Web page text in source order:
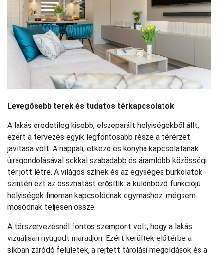
Levegősebb terek és tudatos térkapcsolatok
A lakás eredetileg kisebb, elszeparált helyiségekből állt,
ezért a tervezés egyik legfontosabb része a térérzet
javítása volt. A nappali, étkező és konyha kapcsolatának
újragondolásával sokkal szabadabb és áramlóbb közösségi
tér jött létre. A világos színek és az egységes burkolatok
szintén ezt az összhatást erősítik: a különböző funkciójú
helyiségek finoman kapcsolódnak egymáshoz, mégsem
mosódnak teljesen össze.
A térszervezésnél fontos szempont volt, hogy a lakás
vizuálisan nyugodt maradjon. Ezért kerültek előtérbe a
síkban záródó felületek, a rejtett tárolási megoldások és a